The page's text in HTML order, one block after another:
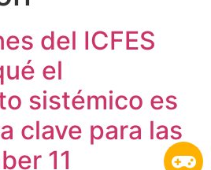
del ICFES
el
sistémico es
clave para las
11